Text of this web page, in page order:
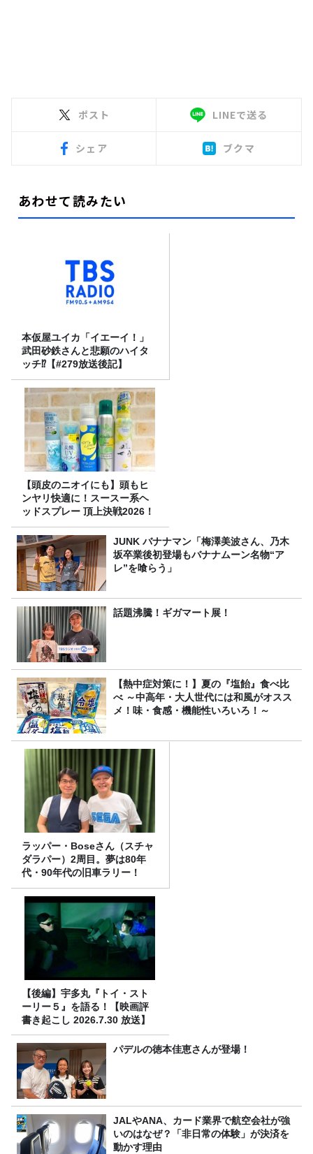
ポスト LINEで送る
シェア ブクマ
あわせて読みたい
本仮屋ユイカ「イエーイ！」
武田砂鉄さんと悲願のハイタ
ッチ⁉【#279放送後記】
【頭皮のニオイにも】頭もヒ
ンヤリ快適に！スースー系ヘ
ッドスプレー 頂上決戦2026！
JUNK バナナマン「梅澤美波さん、乃木
坂卒業後初登場もバナナムーン名物“ア
レ”を喰らう」
話題沸騰！ギガマート展！
【熱中症対策に！】夏の『塩飴』食べ比
べ ～中高年・大人世代には和風がオスス
メ！味・食感・機能性いろいろ！～
ラッパー・Boseさん（スチャ
ダラパー）2周目。夢は80年
代・90年代の旧車ラリー！
【後編】宇多丸『トイ・スト
ーリー５』を語る！【映画評
書き起こし 2026.7.30 放送】
パデルの徳本佳恵さんが登場！
JALやANA、カード業界で航空会社が強
いのはなぜ？「非日常の体験」が決済を
動かす理由